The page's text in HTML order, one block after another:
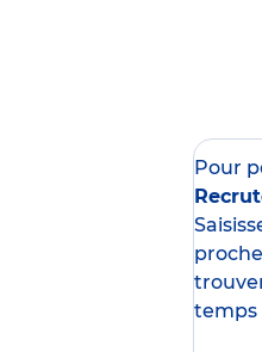
Pour
temps